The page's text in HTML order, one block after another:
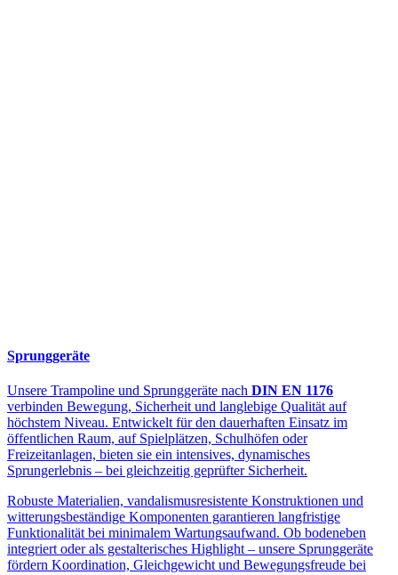
Sprunggeräte
Unsere Trampoline und Sprunggeräte nach DIN EN 1176
verbinden Bewegung, Sicherheit und langlebige Qualität auf
höchstem Niveau. Entwickelt für den dauerhaften Einsatz im
öffentlichen Raum, auf Spielplätzen, Schulhöfen oder
Freizeitanlagen, bieten sie ein intensives, dynamisches
Sprungerlebnis – bei gleichzeitig geprüfter Sicherheit.
Robuste Materialien, vandalismusresistente Konstruktionen und
witterungsbeständige Komponenten garantieren langfristige
Funktionalität bei minimalem Wartungsaufwand. Ob bodeneben
integriert oder als gestalterisches Highlight – unsere Sprunggeräte
fördern Koordination, Gleichgewicht und Bewegungsfreude bei